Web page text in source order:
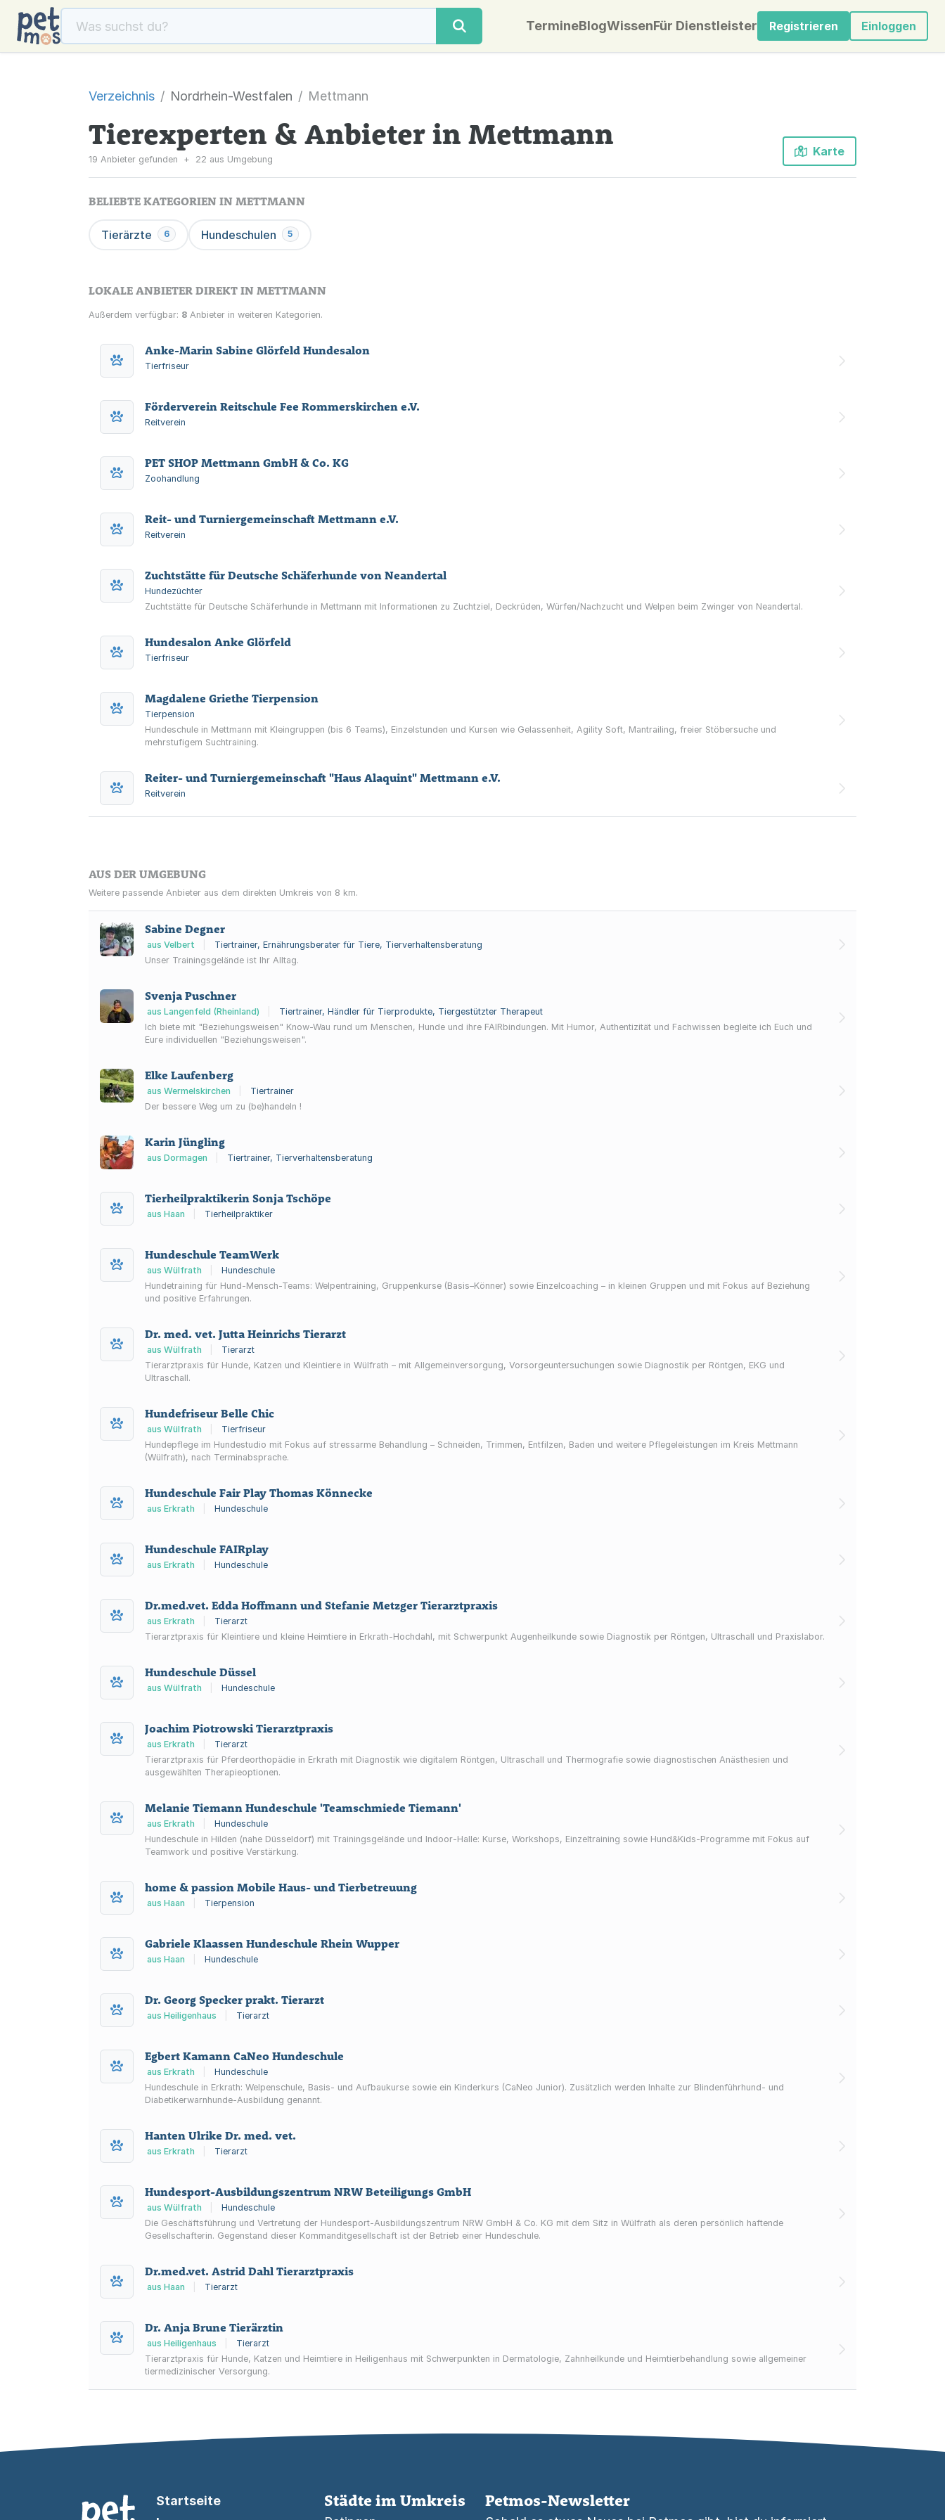
TermineBlogWissenFür Dienstleister Registrieren Einloggen
Verzeichnis Nordrhein-Westfalen Mettmann
Tierexperten & Anbieter in Mettmann
19 Anbieter gefunden + 22 aus Umgebung
Karte
BELIEBTE KATEGORIEN IN METTMANN
Tierärzte 6 Hundeschulen 5
LOKALE ANBIETER DIREKT IN METTMANN
Außerdem verfügbar: 8 Anbieter in weiteren Kategorien.
Anke-Marin Sabine Glörfeld Hundesalon
Tierfriseur
Förderverein Reitschule Fee Rommerskirchen e.V.
Reitverein
PET SHOP Mettmann GmbH & Co. KG
Zoohandlung
Reit- und Turniergemeinschaft Mettmann e.V.
Reitverein
Zuchtstätte für Deutsche Schäferhunde von Neandertal
Hundezüchter
Zuchtstätte für Deutsche Schäferhunde in Mettmann mit Informationen zu Zuchtziel, Deckrüden, Würfen/Nachzucht und Welpen beim Zwinger von Neandertal.
Hundesalon Anke Glörfeld
Tierfriseur
Magdalene Griethe Tierpension
Tierpension
Hundeschule in Mettmann mit Kleingruppen (bis 6 Teams), Einzelstunden und Kursen wie Gelassenheit, Agility Soft, Mantrailing, freier Stöbersuche und
mehrstufigem Suchtraining.
Reiter- und Turniergemeinschaft "Haus Alaquint" Mettmann e.V.
Reitverein
AUS DER UMGEBUNG
Weitere passende Anbieter aus dem direkten Umkreis von 8 km.
Sabine Degner
aus Velbert
Tiertrainer, Ernährungsberater für Tiere, Tierverhaltensberatung
Unser Trainingsgelände ist Ihr Alltag.
Svenja Puschner
aus Langenfeld (Rheinland)
Tiertrainer, Händler für Tierprodukte, Tiergestützter Therapeut
Ich biete mit "Beziehungsweisen" Know-Wau rund um Menschen, Hunde und ihre FAIRbindungen. Mit Humor, Authentizität und Fachwissen begleite ich Euch und
Eure individuellen "Beziehungsweisen".
Elke Laufenberg
aus Wermelskirchen
Tiertrainer
Der bessere Weg um zu (be)handeln !
Karin Jüngling
aus Dormagen Tiertrainer, Tierverhaltensberatung
Tierheilpraktikerin Sonja Tschöpe
aus Haan Tierheilpraktiker
Hundeschule TeamWerk
aus Wülfrath
Hundeschule
Hundetraining für Hund-Mensch-Teams: Welpentraining, Gruppenkurse (Basis–Könner) sowie Einzelcoaching – in kleinen Gruppen und mit Fokus auf Beziehung
und positive Erfahrungen.
Dr. med. vet. Jutta Heinrichs Tierarzt
aus Wülfrath
Tierarzt
Tierarztpraxis für Hunde, Katzen und Kleintiere in Wülfrath – mit Allgemeinversorgung, Vorsorgeuntersuchungen sowie Diagnostik per Röntgen, EKG und
Ultraschall.
Hundefriseur Belle Chic
aus Wülfrath
Tierfriseur
Hundepflege im Hundestudio mit Fokus auf stressarme Behandlung – Schneiden, Trimmen, Entfilzen, Baden und weitere Pflegeleistungen im Kreis Mettmann
(Wülfrath), nach Terminabsprache.
Hundeschule Fair Play Thomas Könnecke
aus Erkrath Hundeschule
Hundeschule FAIRplay
aus Erkrath Hundeschule
Dr.med.vet. Edda Hoffmann und Stefanie Metzger Tierarztpraxis
aus Erkrath
Tierarzt
Tierarztpraxis für Kleintiere und kleine Heimtiere in Erkrath‑Hochdahl, mit Schwerpunkt Augenheilkunde sowie Diagnostik per Röntgen, Ultraschall und Praxislabor.
Hundeschule Düssel
aus Wülfrath Hundeschule
Joachim Piotrowski Tierarztpraxis
aus Erkrath
Tierarzt
Tierarztpraxis für Pferdeorthopädie in Erkrath mit Diagnostik wie digitalem Röntgen, Ultraschall und Thermografie sowie diagnostischen Anästhesien und
ausgewählten Therapieoptionen.
Melanie Tiemann Hundeschule 'Teamschmiede Tiemann'
aus Erkrath
Hundeschule
Hundeschule in Hilden (nahe Düsseldorf) mit Trainingsgelände und Indoor-Halle: Kurse, Workshops, Einzeltraining sowie Hund&Kids-Programme mit Fokus auf
Teamwork und positive Verstärkung.
home & passion Mobile Haus- und Tierbetreuung
aus Haan Tierpension
Gabriele Klaassen Hundeschule Rhein Wupper
aus Haan Hundeschule
Dr. Georg Specker prakt. Tierarzt
aus Heiligenhaus Tierarzt
Egbert Kamann CaNeo Hundeschule
aus Erkrath
Hundeschule
Hundeschule in Erkrath: Welpenschule, Basis- und Aufbaukurse sowie ein Kinderkurs (CaNeo Junior). Zusätzlich werden Inhalte zur Blindenführhund- und
Diabetikerwarnhunde-Ausbildung genannt.
Hanten Ulrike Dr. med. vet.
aus Erkrath Tierarzt
Hundesport-Ausbildungszentrum NRW Beteiligungs GmbH
aus Wülfrath
Hundeschule
Die Geschäftsführung und Vertretung der Hundesport-Ausbildungszentrum NRW GmbH & Co. KG mit dem Sitz in Wülfrath als deren persönlich haftende
Gesellschafterin. Gegenstand dieser Kommanditgesellschaft ist der Betrieb einer Hundeschule.
Dr.med.vet. Astrid Dahl Tierarztpraxis
aus Haan Tierarzt
Dr. Anja Brune Tierärztin
aus Heiligenhaus
Tierarzt
Tierarztpraxis für Hunde, Katzen und Heimtiere in Heiligenhaus mit Schwerpunkten in Dermatologie, Zahnheilkunde und Heimtierbehandlung sowie allgemeiner
tiermedizinischer Versorgung.
Startseite
Städte im Umkreis Petmos-Newsletter